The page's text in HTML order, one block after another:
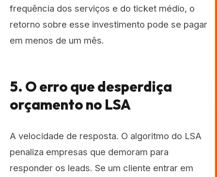
frequência dos serviços e do ticket médio, o
retorno sobre esse investimento pode se pagar
em menos de um mês.
5. O erro que desperdiça
orçamento no LSA
A velocidade de resposta. O algoritmo do LSA
penaliza empresas que demoram para
responder os leads. Se um cliente entrar em